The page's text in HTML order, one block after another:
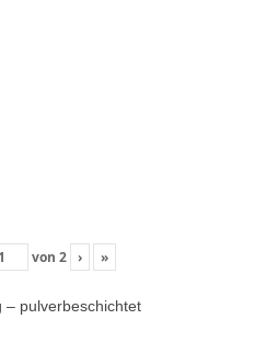
von 2 › »
– pulverbeschichtet